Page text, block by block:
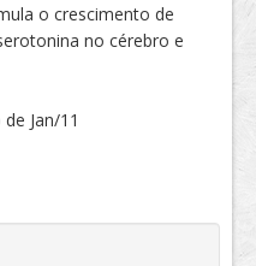
o crescimento de
no cérebro e
Jan/11